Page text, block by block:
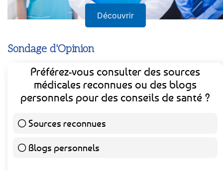
Découvrir
Sondage d'Opinion
Préférez-vous consulter des sources
médicales reconnues ou des blogs
personnels pour des conseils de santé ?
Sources reconnues
Blogs personnels